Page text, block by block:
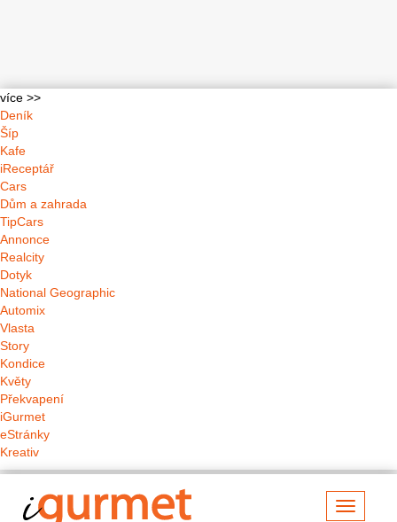
více >>
Deník
Šíp
Kafe
iReceptář
Cars
Dům a zahrada
TipCars
Annonce
Realcity
Dotyk
National Geographic
Automix
Vlasta
Story
Kondice
Květy
Překvapení
iGurmet
eStránky
Kreativ